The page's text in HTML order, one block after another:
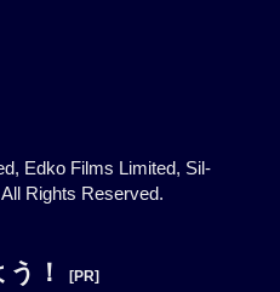
Edko Films Limited, Sil-
Rights Reserved.
！ [PR]